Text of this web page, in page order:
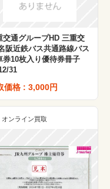
交通グループHD 三重交
阪近鉄バス共通路線バス
券10枚入り優待券冊子
31
価格 : 3,000円
オンライン買取